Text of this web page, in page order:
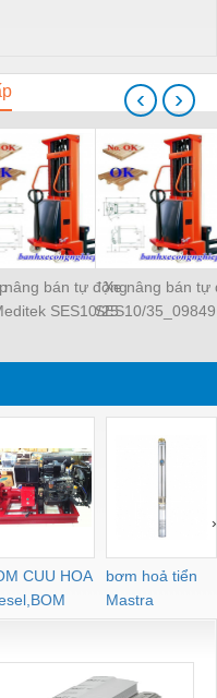
nâng bán tự động
SES10/25
Xe nâng bán tự
SES10/
‹ ›
CUU HOA
CHAY
bơm hoả tiển
Mastra
›